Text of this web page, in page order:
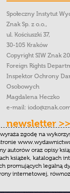
Społeczny Instytut
Znak Sp. z o.o.,
ul. Kościuszki 37,
30-105 Kraków
Copyright SIW Znak
Foreign Rights
Inspektor Ochrony
Osobowych
Magdalena Heczko
e-mail:
newsletter >>
zgodę na
autorów oraz opisy
książek, katalogach
promujących legalną
internetowej,